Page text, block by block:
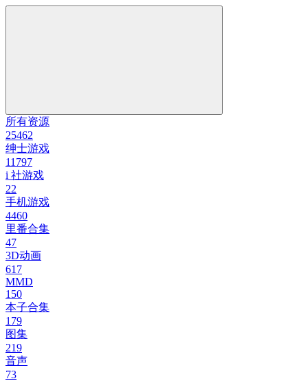
所有资源
25462
绅士游戏
11797
i 社游戏
22
手机游戏
4460
里番合集
47
3D动画
617
MMD
150
本子合集
179
图集
219
音声
73